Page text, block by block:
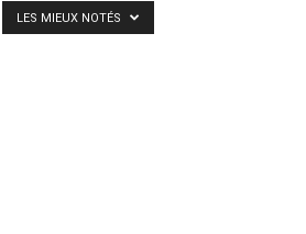
LES MIEUX NOTÉS